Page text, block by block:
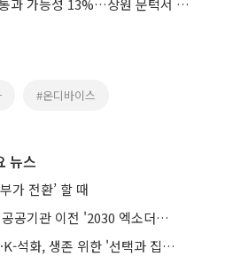
#온디바이스
뉴스
가 전환’ 할 때
"지방행 땐 퇴사"⋯2차 공공기관 이전 '2030 엑소더스' 뇌관
범용 버리고 고부가로⋯K-석화, 생존 위한 '선택과 집중'